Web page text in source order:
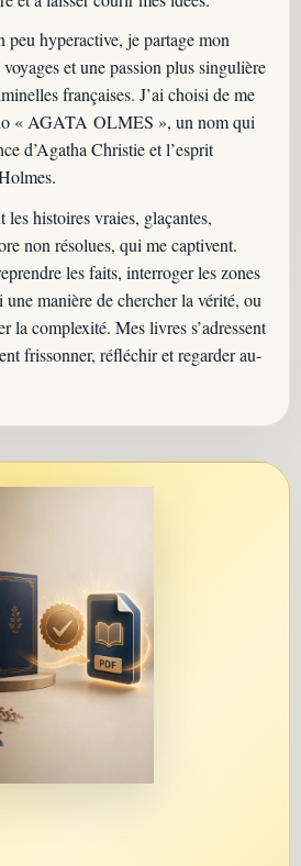
peu hyperactive, je partage mon
et une passion plus singulière
françaises. J’ai choisi de me
« AGATA OLMES », un nom qui
d’Agatha Christie et l’esprit
histoires vraies, glaçantes,
non résolues, qui me captivent.
les faits, interroger les zones
une manière de chercher la vérité, ou
la complexité. Mes livres s’adressent
frissonner, réfléchir et regarder au-